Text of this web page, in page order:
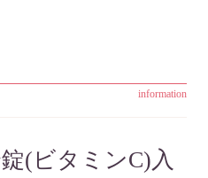
information
(ビタミンC)入